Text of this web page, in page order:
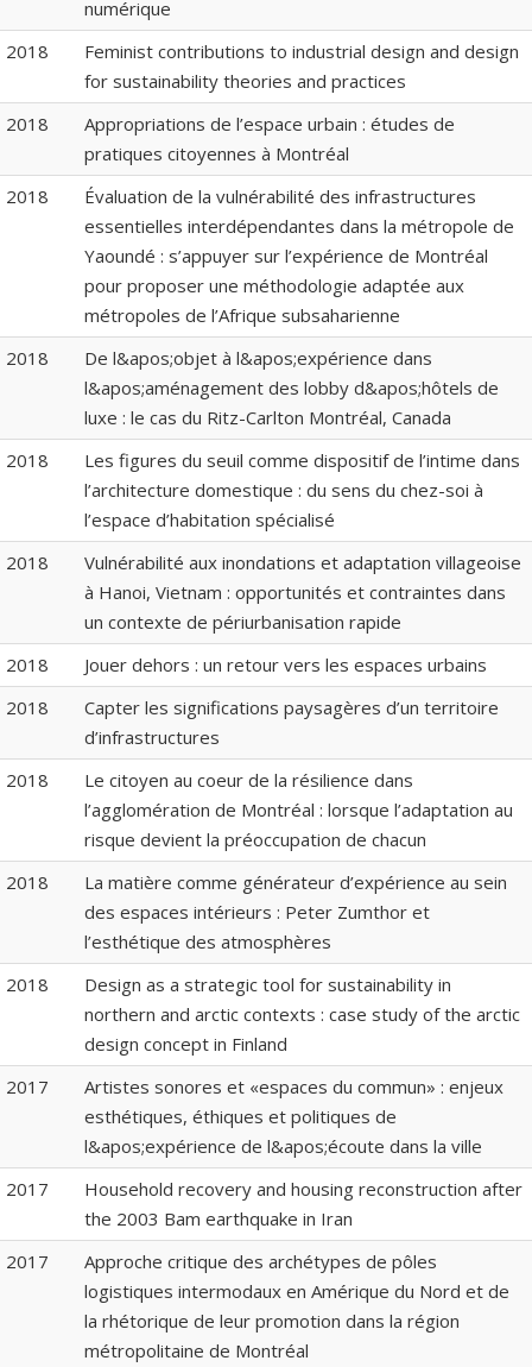
numérique
2018
Feminist contributions to industrial design and design
for sustainability theories and practices
2018
Appropriations de l’espace urbain : études de
pratiques citoyennes à Montréal
2018
Évaluation de la vulnérabilité des infrastructures
essentielles interdépendantes dans la métropole de
Yaoundé : s’appuyer sur l’expérience de Montréal
pour proposer une méthodologie adaptée aux
métropoles de l’Afrique subsaharienne
2018
De l&apos;objet à l&apos;expérience dans
l&apos;aménagement des lobby d&apos;hôtels de
luxe : le cas du Ritz-Carlton Montréal, Canada
2018
Les figures du seuil comme dispositif de l’intime dans
l’architecture domestique : du sens du chez-soi à
l’espace d’habitation spécialisé
2018
Vulnérabilité aux inondations et adaptation villageoise
à Hanoi, Vietnam : opportunités et contraintes dans
un contexte de périurbanisation rapide
2018
Jouer dehors : un retour vers les espaces urbains
2018
Capter les significations paysagères d’un territoire
d’infrastructures
2018
Le citoyen au coeur de la résilience dans
l’agglomération de Montréal : lorsque l’adaptation au
risque devient la préoccupation de chacun
2018
La matière comme générateur d’expérience au sein
des espaces intérieurs : Peter Zumthor et
l’esthétique des atmosphères
2018
Design as a strategic tool for sustainability in
northern and arctic contexts : case study of the arctic
design concept in Finland
2017
Artistes sonores et «espaces du commun» : enjeux
esthétiques, éthiques et politiques de
l&apos;expérience de l&apos;écoute dans la ville
2017
Household recovery and housing reconstruction after
the 2003 Bam earthquake in Iran
2017
Approche critique des archétypes de pôles
logistiques intermodaux en Amérique du Nord et de
la rhétorique de leur promotion dans la région
métropolitaine de Montréal